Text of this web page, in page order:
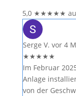
5,0 ★★★★★
Serge V. vor 4
★★★★★
Im Februar
Anlage
von der